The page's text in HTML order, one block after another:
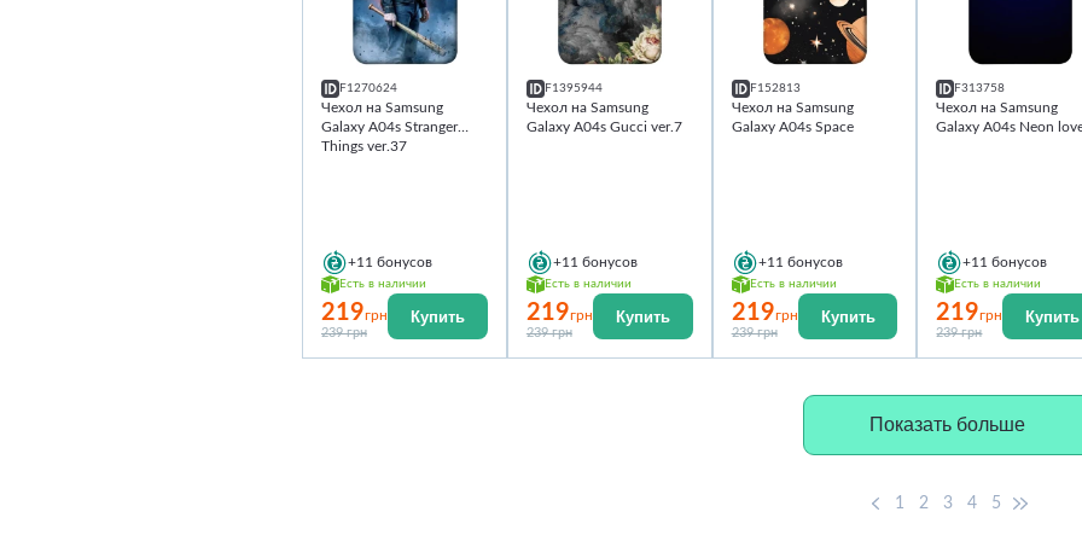
F1270624
Чехол на Samsung
Galaxy A04s Stranger
Things ver.37
+11 бонусов
Есть в наличии
219грн
239 грн
Купить
F1395944
Чехол на Samsung
Galaxy A04s Gucci ver.7
+11 бонусов
Есть в наличии
219грн
239 грн
Купить
F152813
Чехол на Samsung
Galaxy A04s Space
+11 бонусов
Есть в наличии
219грн
239 грн
Купить
F313758
Чехол на Samsung
Galaxy A04s Neon
+11 бонусов
Есть в наличии
219грн
239 грн
Купить
Показать больше
1 2 3 4 5